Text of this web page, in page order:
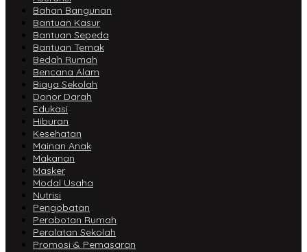
Bahan Bangunan
Bantuan Kasur
Bantuan Sepeda
Bantuan Ternak
Bedah Rumah
Bencana Alam
Biaya Sekolah
Donor Darah
Edukasi
Hiburan
Kesehatan
Mainan Anak
Makanan
Masker
Modal Usaha
Nutrisi
Pengobatan
Perabotan Rumah
Peralatan Sekolah
Promosi & Pemasaran